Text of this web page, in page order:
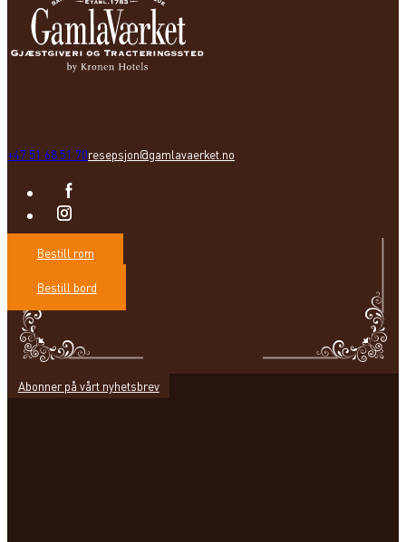
+47 51 68 51 70resepsjon@gamlavaerket.no
Bestill rom
Bestill bord
Abonner på vårt nyhetsbrev